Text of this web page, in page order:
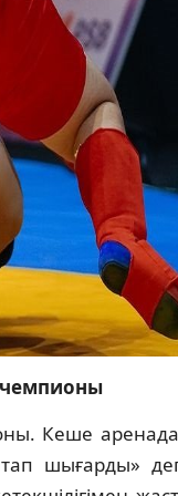
чемпионы
Кеше
шығарды»